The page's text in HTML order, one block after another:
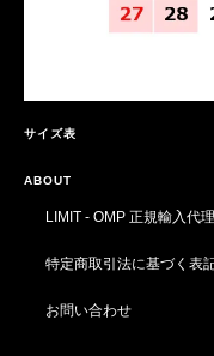
サイズ表
ABOUT
LIMIT - OMP 正規輸入代
特定商取引法に基づく表
お問い合わせ